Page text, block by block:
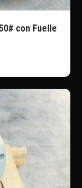
con Fuelle